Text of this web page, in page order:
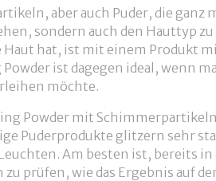
aber auch Puder, die ganz
sondern auch den Hauttyp
hat, ist mit einem Produkt
ist dagegen ideal, wenn
möchte.
Powder mit
Puderprodukte glitzern sehr
Am besten ist, bereits
zu prüfen, wie das Ergebnis auf